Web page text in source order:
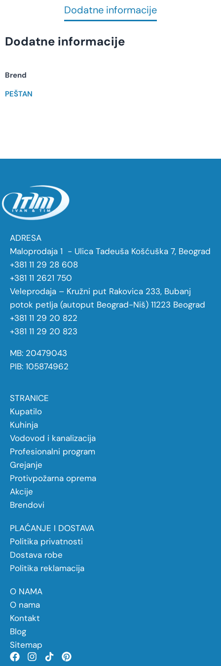
Dodatne informacije
Dodatne informacije
Brend
PEŠTAN
ADRESA
Maloprodaja 1 - Ulica Tadeuša Košćuška 7, Beograd
+381 11 29 28 608
+381 11 2621 750
Veleprodaja – Kružni put Rakovica 233, Bubanj
potok petlja (autoput Beograd-Niš) 11223 Beograd
+381 11 29 20 822
+381 11 29 20 823
MB: 20479043
PIB: 105874962
STRANICE
Kupatilo
Kuhinja
Vodovod i kanalizacija
Profesionalni program
Grejanje
Protivpožarna oprema
Akcije
Brendovi
PLAĆANJE I DOSTAVA
Politika privatnosti
Dostava robe
Politika reklamacija
O NAMA
O nama
Kontakt
Blog
Sitemap